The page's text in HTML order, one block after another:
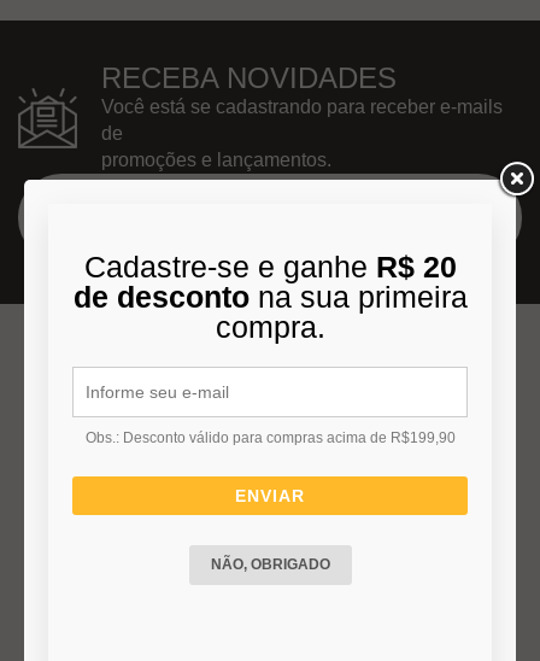
RECEBA NOVIDADES
Você está se cadastrando para receber e-mails
de
promoções e lançamentos.
INSTITUCIONAL
Quem Somos
Duvidas Frequentes
Termos e Políticas
DÚVIDAS FREQUENTES
Cadastre-se e ganhe R$ 20
de descontona sua primeira
compra.
Obs.: Desconto válido para compras acima de R$199,90
ENVIAR
NÃO, OBRIGADO